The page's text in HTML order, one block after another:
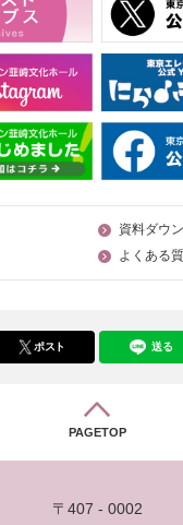
資料ダウ
よくある
ポスト 送る
PAGETOP
〒407 - 0002